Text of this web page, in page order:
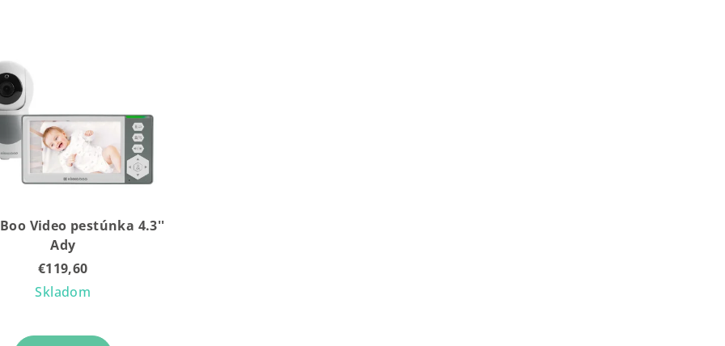
Video pestúnka 4.3''
Ady
€119,60
Skladom